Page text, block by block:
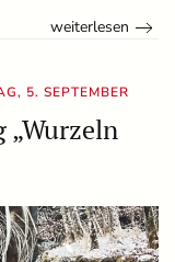
weiterlesen
5. SEPTEMBER
„Wurzeln